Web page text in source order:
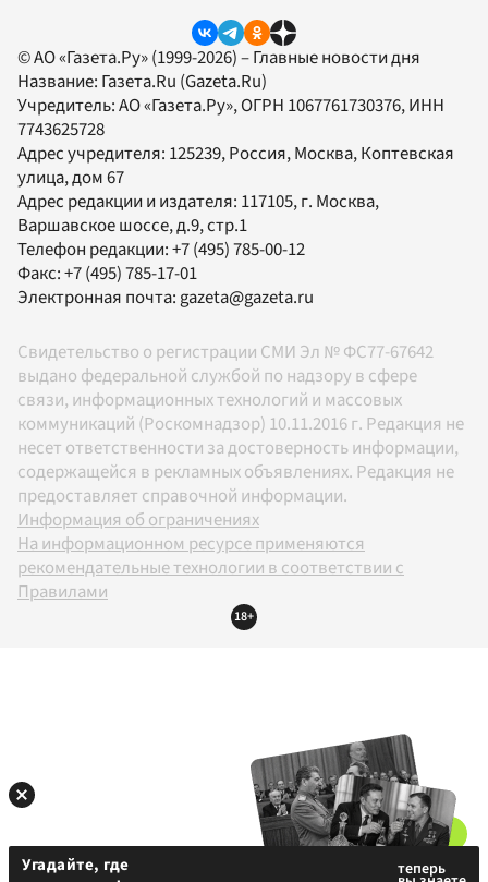
© АО «Газета.Ру» (1999-2026) – Главные новости дня
Название: Газета.Ru (Gazeta.Ru)
Учредитель:АО «Газета.Ру», ОГРН 1067761730376, ИНН
7743625728
Адрес учредителя: 125239, Россия, Москва, Коптевская
улица, дом 67
Адрес редакции и издателя: 117105, г. Москва,
Варшавское шоссе, д.9, стр.1
Телефон редакции:+7 (495) 785-00-12
Факс:+7 (495) 785-17-01
Электронная почта: gazeta@gazeta.ru
Свидетельство о регистрации СМИ Эл № ФС77-67642
выдано федеральной службой по надзору в сфере
связи, информационных технологий и массовых
коммуникаций (Роскомнадзор) 10.11.2016 г. Редакция не
несет ответственности за достоверность информации,
содержащейся в рекламных объявлениях. Редакция не
предоставляет справочной информации.
Информация об ограничениях
На информационном ресурсе применяются
рекомендательные технологии в соответствии с
Правилами
18+
Угадайте, где